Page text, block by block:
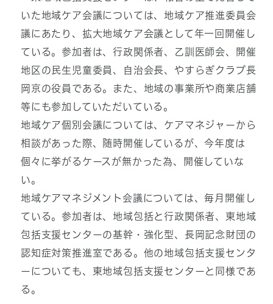
いた地域ケア会議については、地域ケア推進委員会
議にあたり、拡大地域ケア会議として年一回開催し
ている。参加者は、行政関係者、乙訓医師会、開催
地区の民生児童委員、自治会長、やすらぎクラブ長
岡京の役員である。また、地域の事業所や商業店舗
等にも参加していただいている。
地域ケア個別会議については、ケアマネジャーから
相談があった際、随時開催しているが、今年度は
個々に挙がるケースが無かった為、開催していな
い。
地域ケアマネジメント会議については、毎月開催し
ている。参加者は、地域包括と行政関係者、東地域
包括支援センターの基幹・強化型、長岡記念財団の
認知症対策推進室である。他の地域包括支援センタ
ーについても、東地域包括支援センターと同様であ
る。